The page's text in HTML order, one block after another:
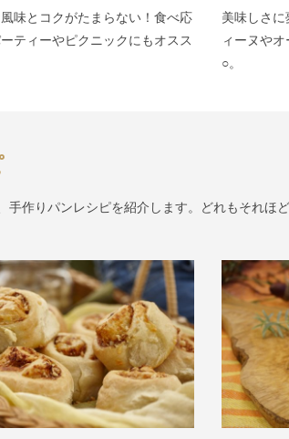
味とコクがたまらない！食べ応
ティーやピクニックにもオスス
美味しさ
ィーヌや
○。
作りパンレシピを紹介します。どれもそれほ